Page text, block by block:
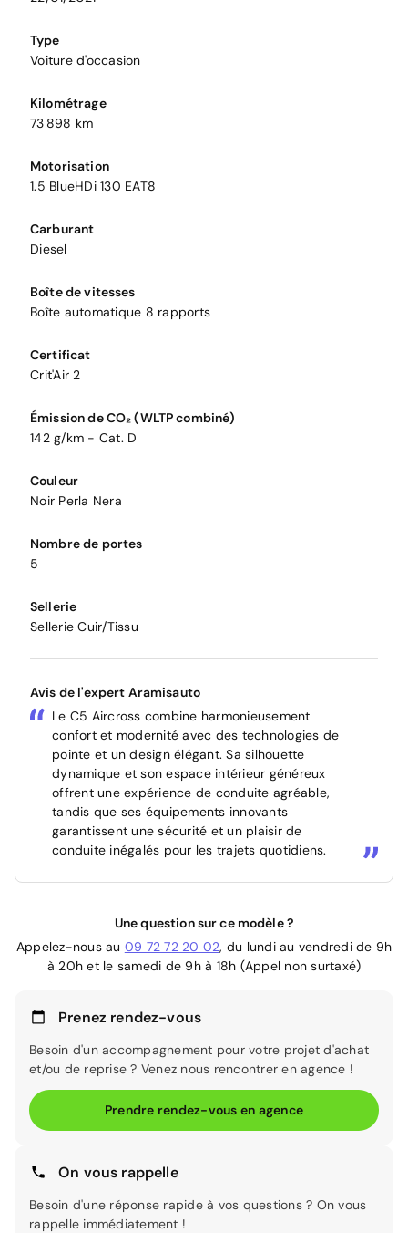
Type
Voiture d'occasion
Kilométrage
73 898 km
Motorisation
1.5 BlueHDi 130 EAT8
Carburant
Diesel
Boîte de vitesses
Boîte automatique 8 rapports
Certificat
Crit'Air 2
Émission de CO₂ (WLTP combiné)
142 g/km - Cat. D
Couleur
Noir Perla Nera
Nombre de portes
5
Sellerie
Sellerie Cuir/Tissu
Avis de l'expert Aramisauto
Le C5 Aircross combine harmonieusement
confort et modernité avec des technologies de
pointe et un design élégant. Sa silhouette
dynamique et son espace intérieur généreux
offrent une expérience de conduite agréable,
tandis que ses équipements innovants
garantissent une sécurité et un plaisir de
conduite inégalés pour les trajets quotidiens.
Une question sur ce modèle ?
Appelez-nous au 09 72 72 20 02, du lundi au vendredi de 9h
à 20h et le samedi de 9h à 18h (Appel non surtaxé)
Prenez rendez-vous
Besoin d'un accompagnement pour votre projet d'achat
et/ou de reprise ? Venez nous rencontrer en agence !
Prendre rendez-vous en agence
On vous rappelle
Besoin d'une réponse rapide à vos questions ? On vous
rappelle immédiatement !